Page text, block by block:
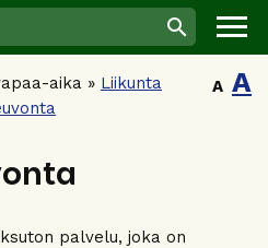
aika » Liikunta
A A
palvelu, joka on